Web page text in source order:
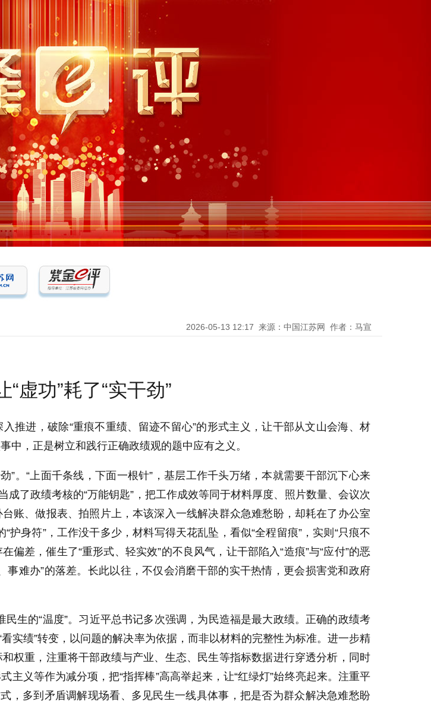
2026-05-13 12:17 来源：中国江苏网 作者：马宣
“虚功”耗了“实干劲”
推进，破除“重痕不重绩、留迹不留心”的形式主义，让干部从文山会海、材
中，正是树立和践行正确政绩观的题中应有之义。
”。“上面千条线，下面一根针”，基层工作千头万绪，本就需要干部沉下心来
成了政绩考核的“万能钥匙”，把工作成效等同于材料厚度、照片数量、会议次
账、做报表、拍照片上，本该深入一线解决群众急难愁盼，却耗在了办公室
“护身符”，工作没干多少，材料写得天花乱坠，看似“全程留痕”，实则“只痕不
偏差，催生了“重形式、轻实效”的不良风气，让干部陷入“造痕”与“应付”的恶
事难办”的落差。长此以往，不仅会消磨干部的实干热情，更会损害党和政府
民生的“温度”。习近平总书记多次强调，为民造福是最大政绩。正确的政绩考
实绩”转变，以问题的解决率为依据，而非以材料的完整性为标准。进一步精
权重，注重将干部政绩与产业、生态、民生等指标数据进行穿透分析，同时
主义等作为减分项，把“指挥棒”高高举起来，让“红绿灯”始终亮起来。注重平
，多到矛盾调解现场看、多见民生一线具体事，把是否为群众解决急难愁盼